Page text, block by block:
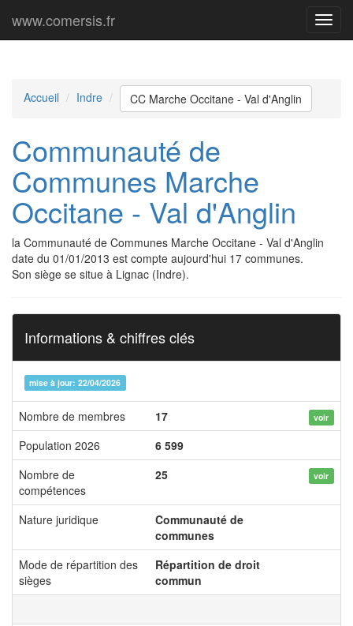
Menu
www.comersis.fr
Accueil Indre CC Marche Occitane - Val d'Anglin
Communauté de
Communes Marche
Occitane - Val d'Anglin
la Communauté de Communes Marche Occitane - Val d'Anglin
date du 01/01/2013 est compte aujourd'hui 17 communes.
Son siège se situe à Lignac (Indre).
Informations & chiffres clés
mise à jour: 22/04/2026
Nombre de membres 17 voir
Population 2026
6 599
Nombre de
compétences
25 voir
Nature juridique
Communauté de
communes
Mode de répartition des
sièges
Répartition de droit
commun